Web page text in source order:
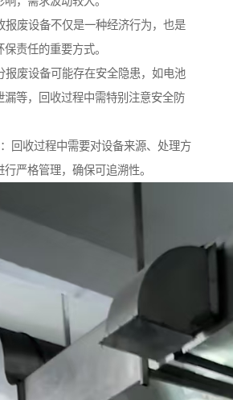
报废设备不仅是一种经济行为，也是
责任的重要方式。
报废设备可能存在安全隐患，如电池
漏等，回收过程中需特别注意安全防
回收过程中需要对设备来源、处理方
严格管理，确保可追溯性。